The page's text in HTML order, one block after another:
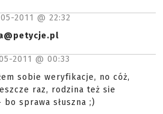
2011 @ 22:32
2011 @ 00:33
sobie weryfikacje, no cóż,
raz, rodzina też sie
sprawa słuszna ;)